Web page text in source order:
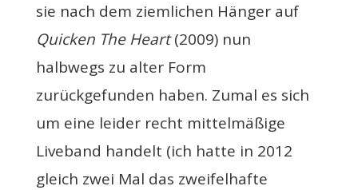
sie nach dem ziemlichen Hänger auf
Quicken The Heart(2009) nun
halbwegs zu alter Form
zurückgefunden haben. Zumal es sich
um eine leider recht mittelmäßige
Liveband handelt (ich hatte in 2012
gleich zwei Mal das zweifelhafte